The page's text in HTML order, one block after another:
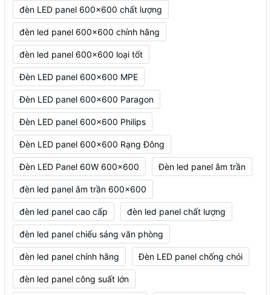
đèn LED panel 600x600 chất lượng
đèn led panel 600x600 chính hãng
đèn led panel 600x600 loại tốt
Đèn LED panel 600x600 MPE
Đèn LED panel 600x600 Paragon
Đèn LED panel 600x600 Philips
Đèn LED panel 600x600 Rạng Đông
Đèn LED Panel 60W 600x600 Đèn led panel âm trần
đèn led panel âm trần 600x600
đèn led panel cao cấp đèn led panel chất lượng
đèn led panel chiếu sáng văn phòng
đèn led panel chính hãng Đèn LED panel chống chói
đèn led panel công suất lớn